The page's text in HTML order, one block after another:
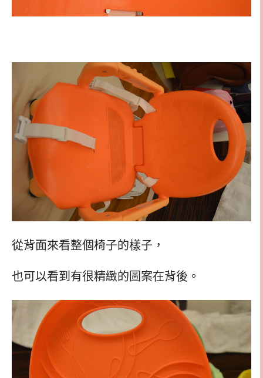
從背面來看整個椅子的樣子，
也可以看到有很精緻的圖案在背後。